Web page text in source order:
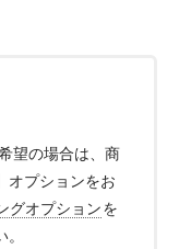
望の場合は、商
オプションをお
グオプションを